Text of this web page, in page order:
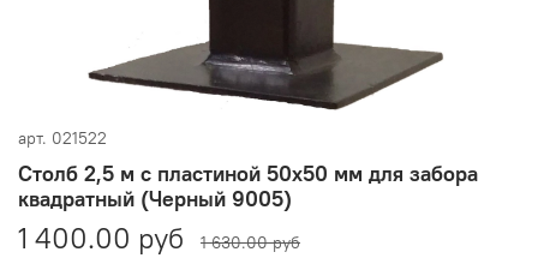
арт. 021522
Столб 2,5 м с пластиной 50х50 мм для забора
квадратный (Черный 9005)
1 400.00 руб 1 630.00 руб